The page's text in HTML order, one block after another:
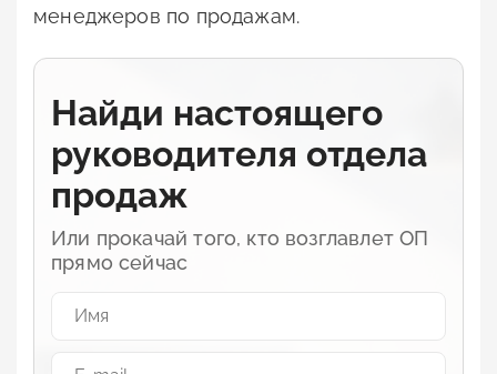
менеджеров по продажам.
Найди настоящего
руководителя отдела
продаж
Или прокачай того, кто возглавлет ОП
прямо сейчаc